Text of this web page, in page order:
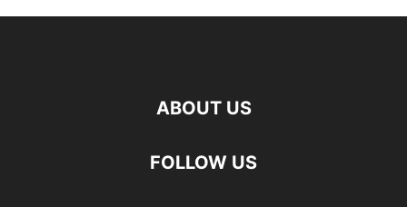
ABOUT US
FOLLOW US